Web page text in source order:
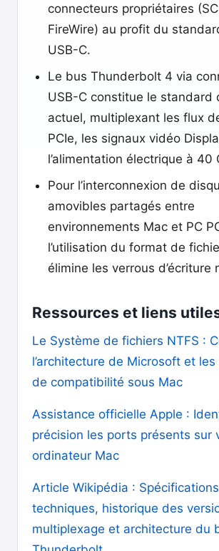
connecteurs propriétaires
FireWire) au profit du
USB-C.
Le bus Thunderbolt 4 via
USB-C constitue le standard
actuel, multiplexant les flux
PCIe, les signaux vidéo
l’alimentation électrique à 40
Pour l’interconnexion de
amovibles partagés entre
environnements Mac et PC
l’utilisation du format de
élimine les verrous d’écriture
Ressources et liens
Le Système de fichiers NTFS :
l’architecture de Microsoft et
de compatibilité sous Mac
Assistance officielle Apple :
précision les ports présents sur
ordinateur Mac
Article Wikipédia : Spécifications
techniques, historique des
multiplexage et architecture du